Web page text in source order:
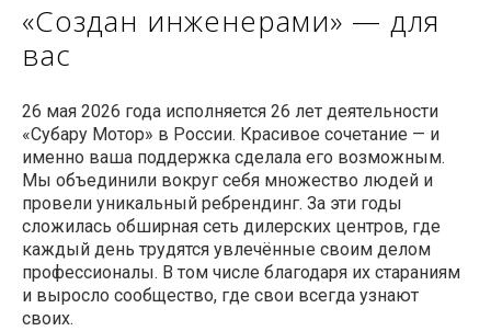
«Создан инженерами» — для
вас
26 мая 2026 года исполняется 26 лет деятельности
«Субару Мотор» в России. Красивое сочетание — и
именно ваша поддержка сделала его возможным.
Мы объединили вокруг себя множество людей и
провели уникальный ребрендинг. За эти годы
сложилась обширная сеть дилерских центров, где
каждый день трудятся увлечённые своим делом
профессионалы. В том числе благодаря их стараниям
и выросло сообщество, где свои всегда узнают
своих.